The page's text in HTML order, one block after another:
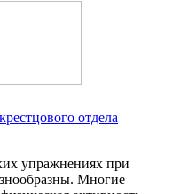
отдела
упражнениях при
Многие